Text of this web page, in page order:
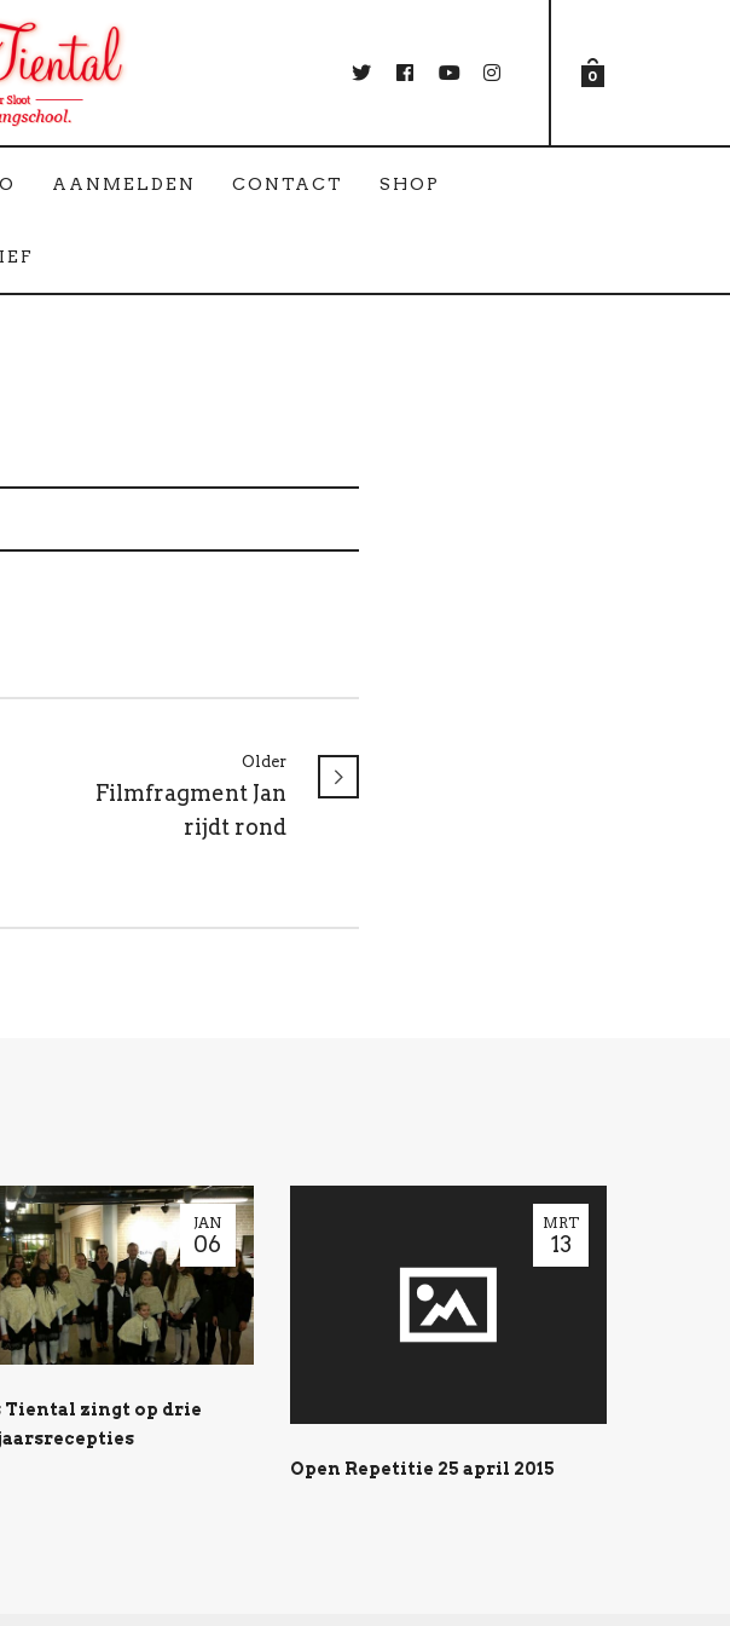
0
AANMELDEN CONTACT SHOP
Older
Filmfragment Jan
rijdt rond
JAN
06
Tiental zingt op drie
MRT
13
Open Repetitie 25 april 2015